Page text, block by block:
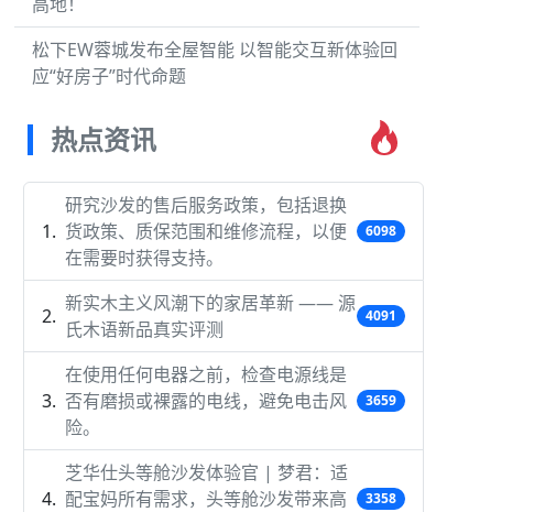
松下EW蓉城发布全屋智能 以智能交互新体验回
应“好房子”时代命题
热点资讯
研究沙发的售后服务政策，包括退换
货政策、质保范围和维修流程，以便
在需要时获得支持。
6098
新实木主义风潮下的家居革新 —— 源
氏木语新品真实评测
4091
在使用任何电器之前，检查电源线是
否有磨损或裸露的电线，避免电击风
险。
3659
芝华仕头等舱沙发体验官 | 梦君：适
配宝妈所有需求，头等舱沙发带来高
3358